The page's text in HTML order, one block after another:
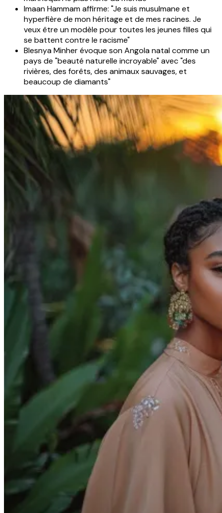
Imaan Hammam affirme: "Je suis musulmane et
hyperfière de mon héritage et de mes racines. Je
veux être un modèle pour toutes les jeunes filles qui
se battent contre le racisme"
Blesnya Minher évoque son Angola natal comme un
pays de "beauté naturelle incroyable" avec "des
rivières, des forêts, des animaux sauvages, et
beaucoup de diamants"